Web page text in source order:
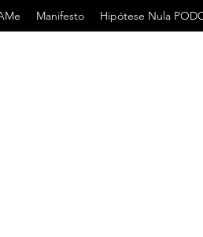
Manifesto Hipótese Nula